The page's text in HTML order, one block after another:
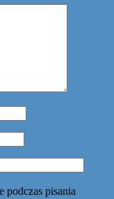
podczas pisania